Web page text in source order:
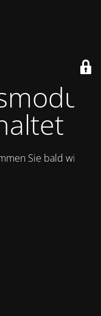
Sie bald wieder.